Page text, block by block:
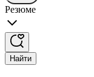
Резюме
Найти